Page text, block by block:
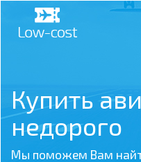
Купить
недорого
Мы поможем Вам